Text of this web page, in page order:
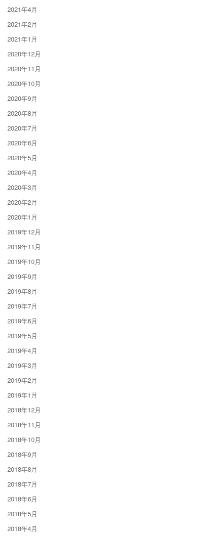
2021年4月
2021年2月
2021年1月
2020年12月
2020年11月
2020年10月
2020年9月
2020年8月
2020年7月
2020年6月
2020年5月
2020年4月
2020年3月
2020年2月
2020年1月
2019年12月
2019年11月
2019年10月
2019年9月
2019年8月
2019年7月
2019年6月
2019年5月
2019年4月
2019年3月
2019年2月
2019年1月
2018年12月
2018年11月
2018年10月
2018年9月
2018年8月
2018年7月
2018年6月
2018年5月
2018年4月